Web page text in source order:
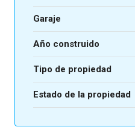
Garaje
Año construido
Tipo de propiedad
Estado de la propiedad